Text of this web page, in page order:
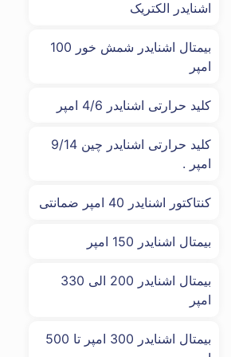
اشنایدر الکتریک
بیمتال اشنایدر شمش خور 100
امپر
کلید حرارتی اشنایدر 4/6 امپر
کلید حرارتی اشنایدر چین 9/14
امپر .
کنتاکتور اشنایدر 40 امپر ضمانتی
بیمتال اشنایدر 150 امپر
بیمتال اشنایدر 200 الی 330
امپر
بیمتال اشنایدر 300 امپر تا 500